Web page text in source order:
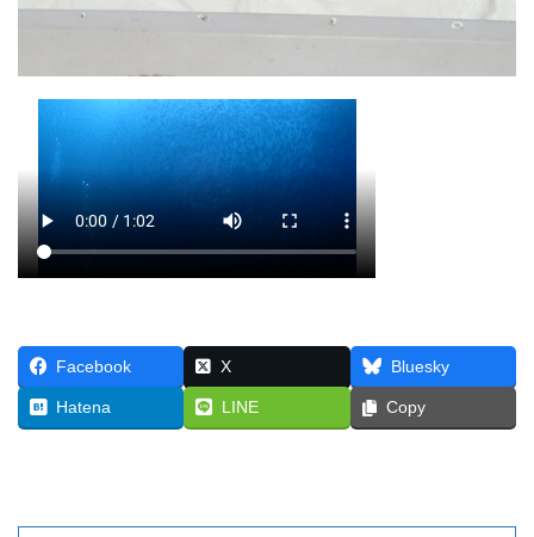
Facebook X Bluesky
Hatena LINE Copy